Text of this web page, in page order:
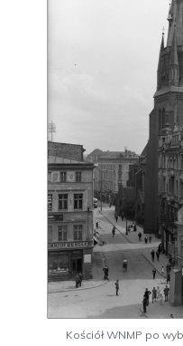
Kościół WNMP po